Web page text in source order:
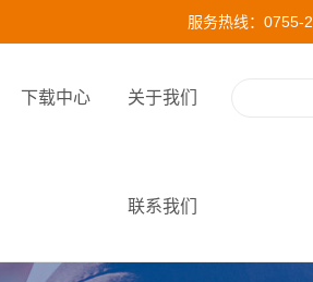
服务热线：0755-
下载中心 关于我们
联系我们